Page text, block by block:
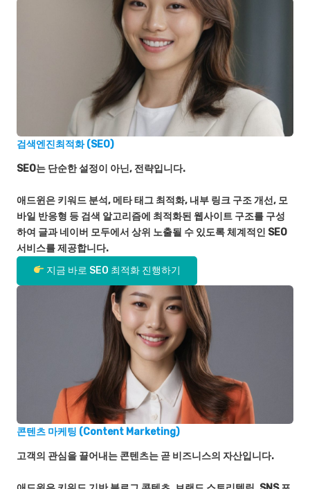
검색엔진최적화 (SEO)
SEO는 단순한 설정이 아닌, 전략입니다.
애드윈은 키워드 분석, 메타 태그 최적화, 내부 링크 구조 개선, 모
바일 반응형 등 검색 알고리즘에 최적화된 웹사이트 구조를 구성
하여 글과 네이버 모두에서 상위 노출될 수 있도록 체계적인 SEO
서비스를 제공합니다.
지금 바로 SEO 최적화 진행하기
콘텐츠 마케팅 (Content Marketing)
고객의 관심을 끌어내는 콘텐츠는 곧 비즈니스의 자산입니다.